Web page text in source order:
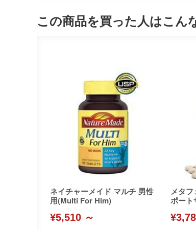
この商品を買った人はこん
ネイチャーメイド マルチ 男性
用(Multi For Him)
¥5,510 ～
メタ
ポート